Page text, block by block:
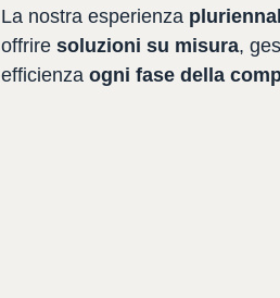
La nostra esperienza
offrire soluzioni su misura,
efficienza ogni fase della